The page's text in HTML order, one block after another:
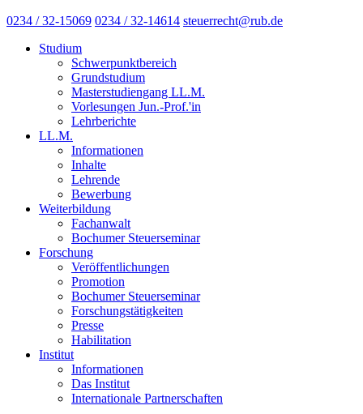
0234 / 32-15069 0234 / 32-14614 steuerrecht@rub.de
Studium
Schwerpunktbereich
Grundstudium
Masterstudiengang LL.M.
Vorlesungen Jun.-Prof.'in
Lehrberichte
LL.M.
Informationen
Inhalte
Lehrende
Bewerbung
Weiterbildung
Fachanwalt
Bochumer Steuerseminar
Forschung
Veröffentlichungen
Promotion
Bochumer Steuerseminar
Forschungstätigkeiten
Presse
Habilitation
Institut
Informationen
Das Institut
Internationale Partnerschaften